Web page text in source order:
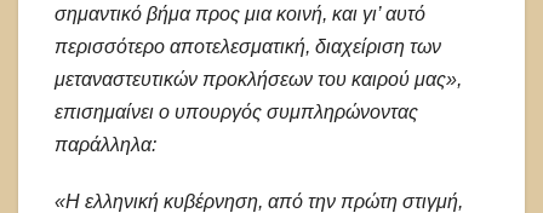
σημαντικό βήμα προς μια κοινή, και γι’ αυτό
περισσότερο αποτελεσματική, διαχείριση των
μεταναστευτικών προκλήσεων του καιρού μας»,
επισημαίνει ο υπουργός συμπληρώνοντας
παράλληλα:
«Η ελληνική κυβέρνηση, από την πρώτη στιγμή,